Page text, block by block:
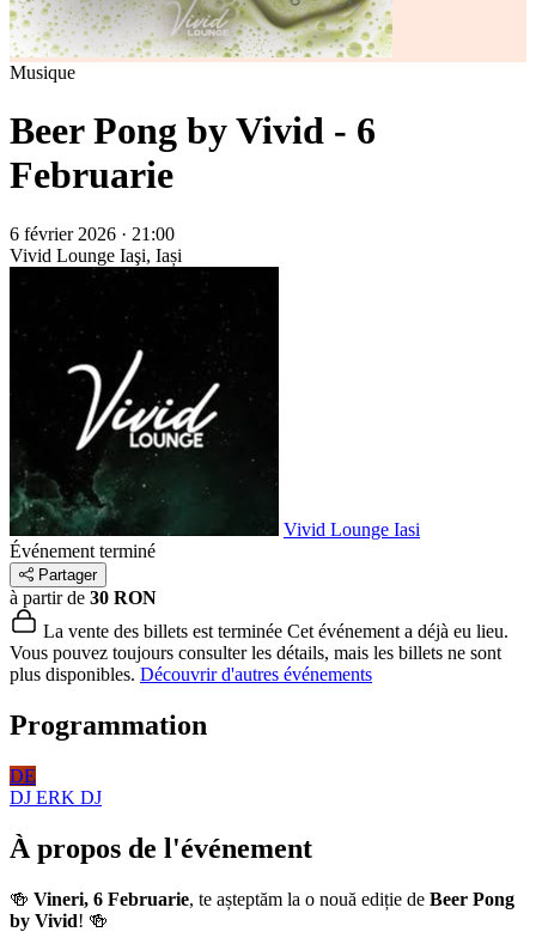
Musique
Beer Pong by Vivid - 6
Februarie
6 février 2026 · 21:00
Vivid Lounge Iaşi, Iași
Vivid Lounge Iasi
Événement terminé
Partager
à partir de 30 RON
La vente des billets est terminée Cet événement a déjà eu lieu.
Vous pouvez toujours consulter les détails, mais les billets ne sont
plus disponibles. Découvrir d'autres événements
Programmation
DE
DJ ERK DJ
À propos de l'événement
🍻 Vineri, 6 Februarie, te așteptăm la o nouă ediție de Beer Pong
by Vivid! 🍻